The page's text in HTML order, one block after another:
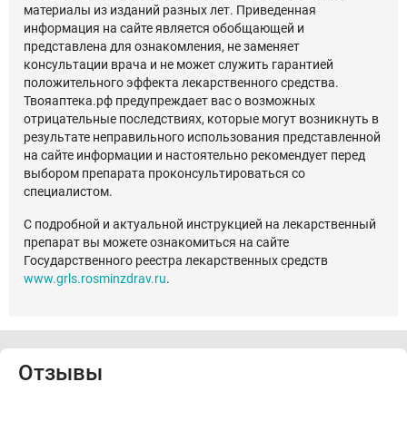
материалы из изданий разных лет. Приведенная
информация на сайте является обобщающей и
представлена для ознакомления, не заменяет
консультации врача и не может служить гарантией
положительного эффекта лекарственного средства.
Твояаптека.рф предупреждает вас о возможных
отрицательные последствиях, которые могут возникнуть в
результате неправильного использования представленной
на сайте информации и настоятельно рекомендует перед
выбором препарата проконсультироваться со
специалистом.
С подробной и актуальной инструкцией на лекарственный
препарат вы можете ознакомиться на сайте
Государственного реестра лекарственных средств
www.grls.rosminzdrav.ru.
Отзывы